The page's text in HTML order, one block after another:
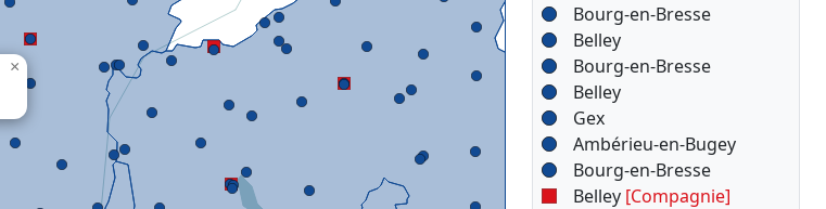
×
Bourg-en-Bresse
Belley
Bourg-en-Bresse
Belley
Gex
Ambérieu-en-Bugey
Bourg-en-Bresse
Belley [Compagnie]